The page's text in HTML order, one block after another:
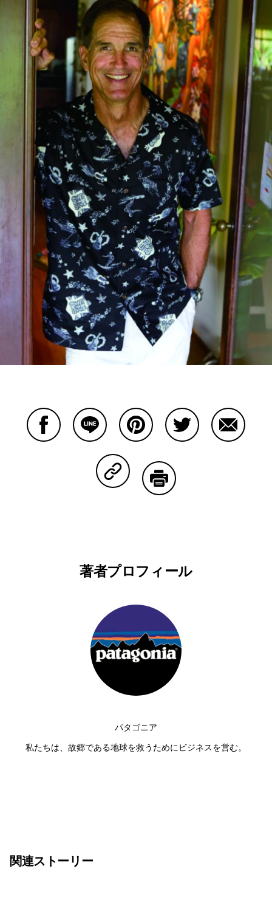
Copy Linkで共有する
著者プロフィール
パタゴニア
私たちは、故郷である地球を救うためにビジネスを営む。
関連ストーリー